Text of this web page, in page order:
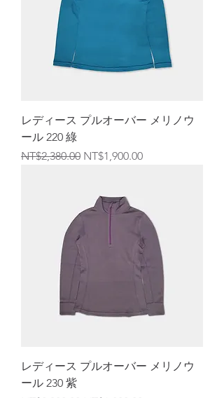
レディース プルオーバー メリノウ
ール 220 綠
通常価格
NT$2,380.00 セール価格
NT$1,900.00
レディース プルオーバー メリノウ
ール 230 紫